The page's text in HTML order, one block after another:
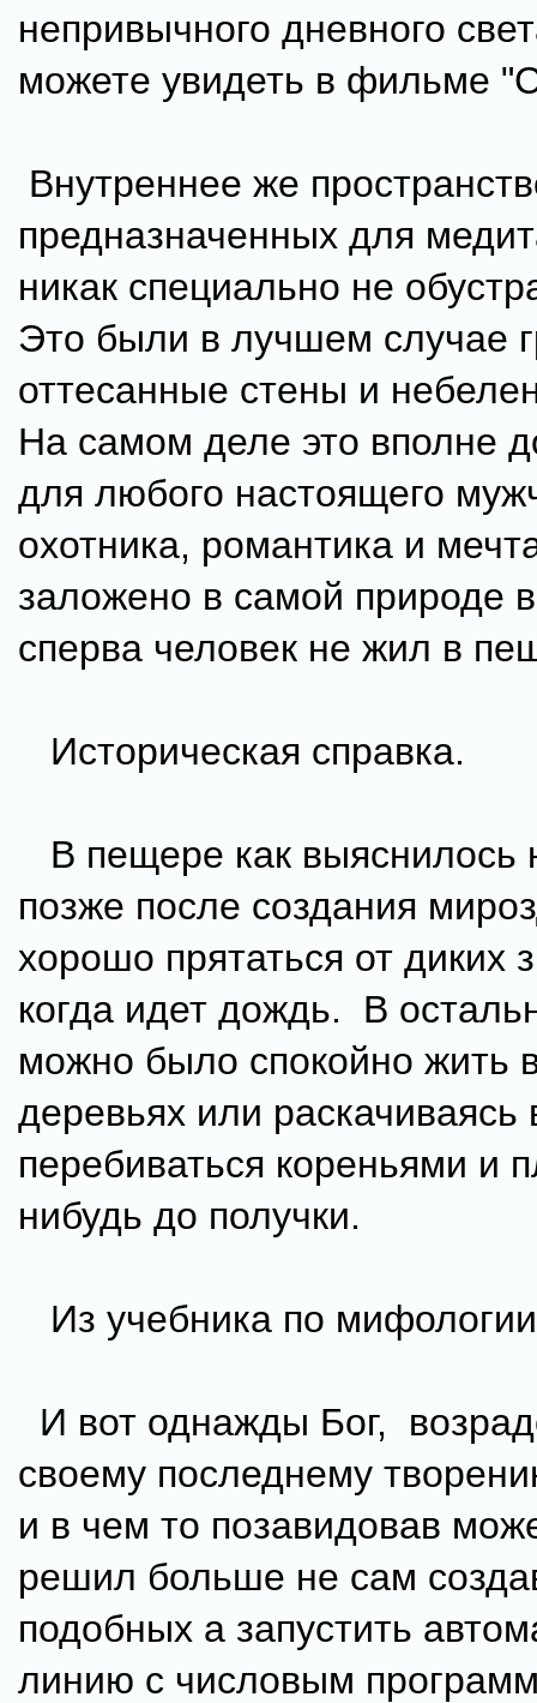
непривычного дневного
можете увидеть в фильме
Внутреннее же
предназначенных для
никак специально не
Это были в лучшем случае
оттесанные стены и
На самом деле это вполне
для любого настоящего
охотника, романтика и
заложено в самой природе
сперва человек не жил в
Историческая справка.
В пещере как выяснилось
позже после создания
хорошо прятаться от диких
когда идет дождь. В
можно было спокойно жить
деревьях или раскачиваясь
перебиваться кореньями и
нибудь до получки.
Из учебника по
И вот однажды Бог,
своему последнему
и в чем то позавидовав
решил больше не сам
подобных а запустить
линию с числовым